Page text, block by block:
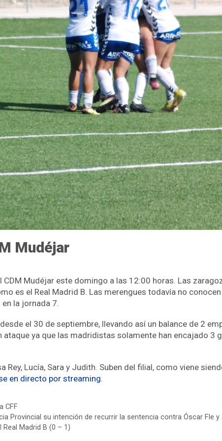
Mudéjar
CDM Mudéjar este domingo a las 12:00 horas. Las
es el Real Madrid B. Las merengues todavía no
la jornada 7.
el 30 de septiembre, llevando así un balance de 2
ataque ya que las madridistas solamente han encajado
Rey, Lucía, Sara y Judith. Suben del filial, como viene
en directo por streaming.
CFF
Provincial su intención de recurrir la sentencia contra Óscar Fle
Madrid B (0 – 1)